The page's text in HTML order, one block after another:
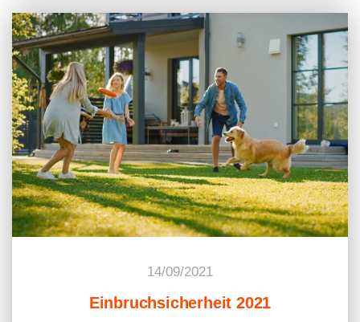
14/09/2021
Einbruchsicherheit 2021